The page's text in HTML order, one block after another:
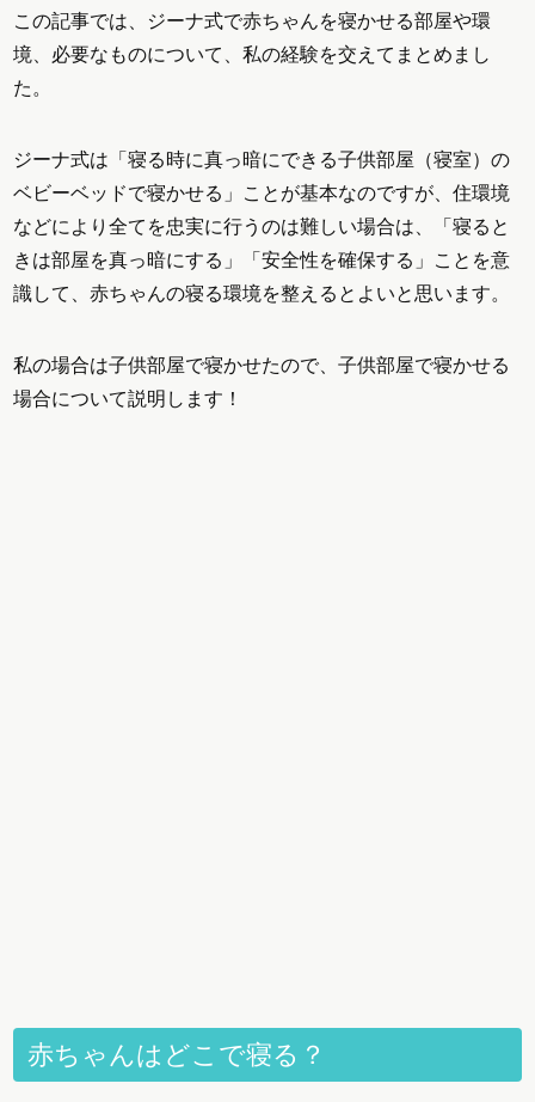
この記事では、ジーナ式で赤ちゃんを寝かせる部屋や環
境、必要なものについて、私の経験を交えてまとめまし
た。
ジーナ式は「寝る時に真っ暗にできる子供部屋（寝室）の
ベビーベッドで寝かせる」ことが基本なのですが、住環境
などにより全てを忠実に行うのは難しい場合は、「寝ると
きは部屋を真っ暗にする」「安全性を確保する」ことを意
識して、赤ちゃんの寝る環境を整えるとよいと思います。
私の場合は子供部屋で寝かせたので、子供部屋で寝かせる
場合について説明します！
赤ちゃんはどこで寝る？